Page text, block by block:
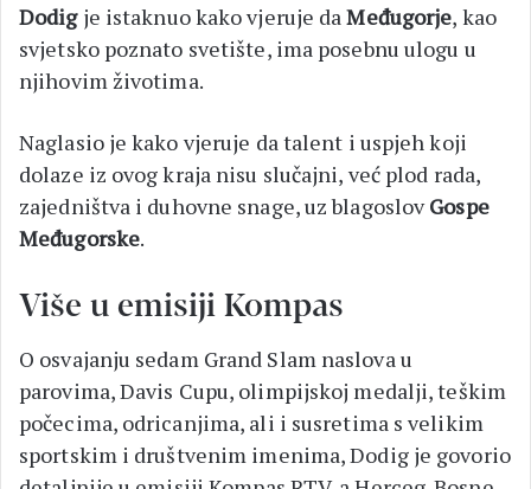
Dodig je istaknuo kako vjeruje daMeđugorje, kao
svjetsko poznato svetište, ima posebnu ulogu u
njihovim životima.
Naglasio je kako vjeruje da talent i uspjeh koji
dolaze iz ovog kraja nisu slučajni, već plod rada,
zajedništva i duhovne snage, uz blagoslovGospe
Međugorske.
Više u emisiji Kompas
O osvajanju sedam Grand Slam naslova u
parovima, Davis Cupu, olimpijskoj medalji, teškim
počecima, odricanjima, ali i susretima s velikim
sportskim i društvenim imenima, Dodig je govorio